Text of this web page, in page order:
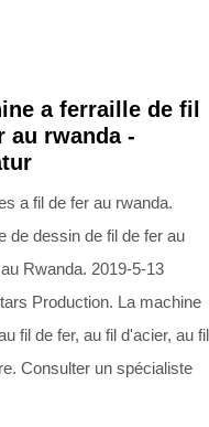
a ferraille de fil
au rwanda -
a fil de fer au rwanda.
de dessin de fil de fer au
Rwanda. 2019-5-13
Production. La machine
fil de fer, au fil d'acier, au fil
Consulter un spécialiste